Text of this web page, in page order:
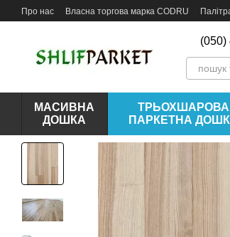
Перейти до основного контенту
Про нас Власна торгова марка CODRU
(050)
МАСИВНА
ДОШКА
ТРЬОХШАРОВА
ПАРКЕТНА